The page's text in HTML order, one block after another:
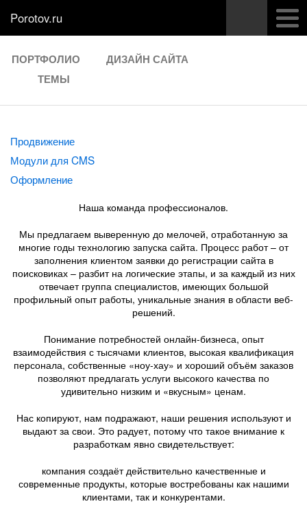
Porotov.ru
ПОРТФОЛИО
ДИЗАЙН САЙТА
ТЕМЫ
Продвижение
Модули для CMS
Оформление
Наша команда профессионалов.
Мы предлагаем выверенную до мелочей, отработанную за
многие годы технологию запуска сайта. Процесс работ – от
заполнения клиентом заявки до регистрации сайта в
поисковиках – разбит на логические этапы, и за каждый из них
отвечает группа специалистов, имеющих большой
профильный опыт работы, уникальные знания в области веб-
решений.
Понимание потребностей онлайн-бизнеса, опыт
взаимодействия с тысячами клиентов, высокая квалификация
персонала, собственные «ноу-хау» и хороший объём заказов
позволяют предлагать услуги высокого качества по
удивительно низким и «вкусным» ценам.
Нас копируют, нам подражают, наши решения используют и
выдают за свои. Это радует, потому что такое внимание к
разработкам явно свидетельствует:
компания создаёт действительно качественные и
современные продукты, которые востребованы как нашими
клиентами, так и конкурентами.